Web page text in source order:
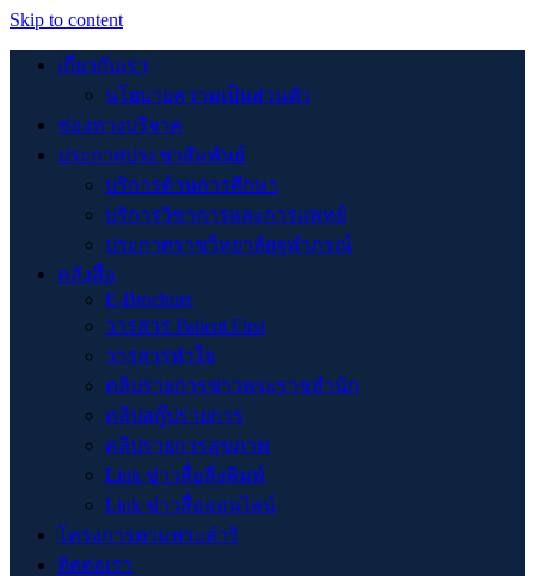
Skip to content
เกี่ยวกับเรา
นโยบายความเป็นส่วนตัว
ช่องทางบริจาค
ประกาศประชาสัมพันธ์
บริการด้านการศึกษา
บริการวิชาการและการแพทย์
ประกาศราชวิทยาลัยจุฬาภรณ์
คลังสื่อ
E-Brochure
วารสาร Patient First
วารสารหัวใจ
คลิปรายการข่าวพระราชสำนัก
คลิปสกู๊ปรายการ
คลิปรายการสุขภาพ
Link ข่าวสื่อสิ่งพิมพ์
Link ข่าวสื่อออนไลน์
โครงการตามพระดำริ
ติดต่อเรา